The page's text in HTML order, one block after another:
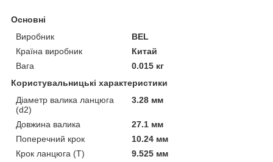
Основні
Виробник
BEL
Країна виробник
Китай
Вага
0.015 кг
Користувальницькі характеристики
Діаметр валика ланцюга
(d2)
3.28 мм
Довжина валика
27.1 мм
Поперечний крок
10.24 мм
Крок ланцюга (T)
9.525 мм